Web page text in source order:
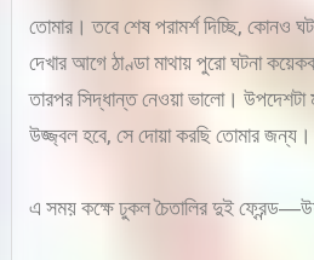
তোমার। তবে শেষ পরামর্শ দিচ্ছি, কোনও
দেখার আগে ঠাণ্ডা মাথায় পুরো ঘটনা
তারপর সিদ্ধান্ত নেওয়া ভালো।
উজ্জ্বল হবে, সে দোয়া করছি তোমার জন্য।
এ সময় কক্ষে ঢুকল চৈতালির দুই